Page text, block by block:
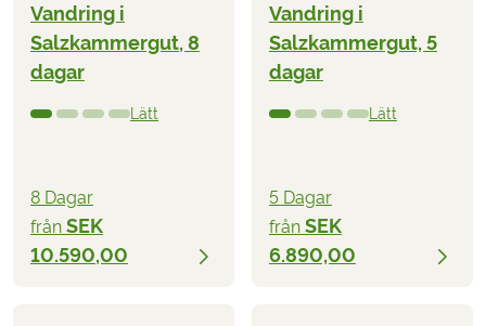
Vandring i
Salzkammergut, 8
dagar
Lätt
8 Dagar
från SEK
10.590,00
Vandring i
Salzkammergut, 5
dagar
Lätt
5 Dagar
från SEK
6.890,00